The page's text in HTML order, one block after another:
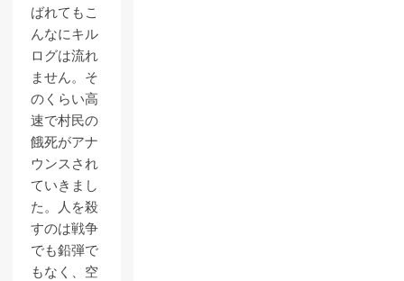
ばれてもこ
んなにキル
ログは流れ
ません。そ
のくらい高
速で村民の
餓死がアナ
ウンスされ
ていきまし
た。人を殺
すのは戦争
でも鉛弾で
もなく、空